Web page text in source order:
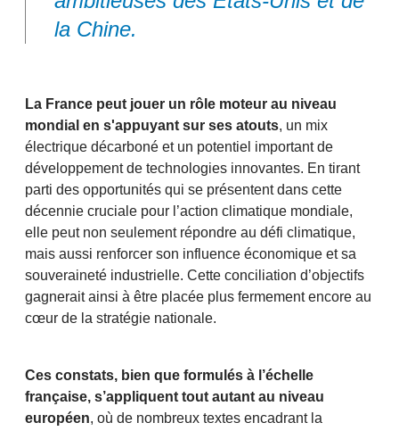
la Chine.
La France peut jouer un rôle moteur au niveau
mondial en s'appuyant sur ses atouts, un mix
électrique décarboné et un potentiel important de
développement de technologies innovantes. En tirant
parti des opportunités qui se présentent dans cette
décennie cruciale pour l’action climatique mondiale,
elle peut non seulement répondre au défi climatique,
mais aussi renforcer son influence économique et sa
souveraineté industrielle. Cette conciliation d’objectifs
gagnerait ainsi à être placée plus fermement encore au
cœur de la stratégie nationale.
Ces constats, bien que formulés à l’échelle
française, s’appliquent tout autant au niveau
européen, où de nombreux textes encadrant la